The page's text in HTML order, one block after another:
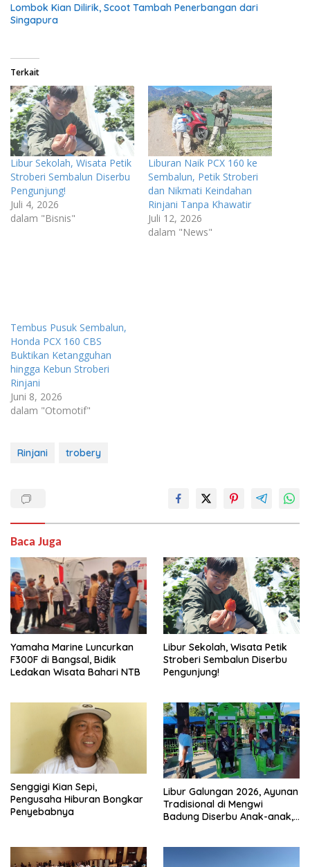
Lombok Kian Dilirik, Scoot Tambah Penerbangan dari
Singapura
Terkait
Libur Sekolah, Wisata Petik
Stroberi Sembalun Diserbu
Pengunjung!
Juli 4, 2026
dalam "Bisnis"
Liburan Naik PCX 160 ke
Sembalun, Petik Stroberi
dan Nikmati Keindahan
Rinjani Tanpa Khawatir
Juli 12, 2026
dalam "News"
Tembus Pusuk Sembalun,
Honda PCX 160 CBS
Buktikan Ketangguhan
hingga Kebun Stroberi
Rinjani
Juni 8, 2026
dalam "Otomotif"
Rinjani trobery
Baca Juga
Yamaha Marine Luncurkan
F300F di Bangsal, Bidik
Ledakan Wisata Bahari NTB
Libur Sekolah, Wisata Petik
Stroberi Sembalun Diserbu
Pengunjung!
Senggigi Kian Sepi,
Pengusaha Hiburan Bongkar
Penyebabnya
Libur Galungan 2026, Ayunan
Tradisional di Mengwi
Badung Diserbu Anak-anak,